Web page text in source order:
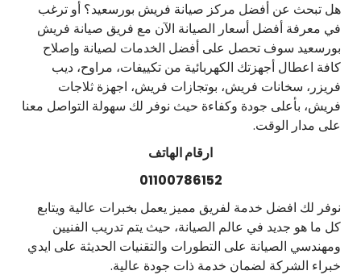
هل تبحث عن أفضل مركز صيانة فريش بورسعيد؟ أو ترغب
في معرفة أفضل أسعار الصيانة الآن مع فريق صيانة فريش
بورسعيد سوف تحصل على أفضل الخدمات لصيانة وإصلاح
كافة اعطال أجهزتك الكهربائية من تكييفات، مراوح، ديب
فريزر، سخانات فريش، بوتجازات فريش، اجهزة ثلاجات
فريش، بأعلى جودة وكفاءة حيث نوفر لك سهولة التواصل معنا
على مدار الوقت.
ارقام الهاتف
01100786152
نوفر لك افضل خدمة لفريق مميز يعمل بخبرات عالية ويتابع
كل ما هو جديد في عالم الصيانة، حيث يتم تدريب الفنيين
ومهندسي الصيانة على التطورات والتقنيات الحديثة على ايدي
خبراء الشركة لضمان خدمة ذات جودة عالية.